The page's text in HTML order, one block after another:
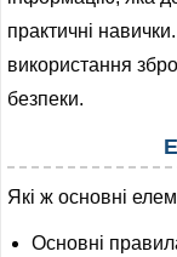
практичні
використання
безпеки.
Які ж основні
Основні